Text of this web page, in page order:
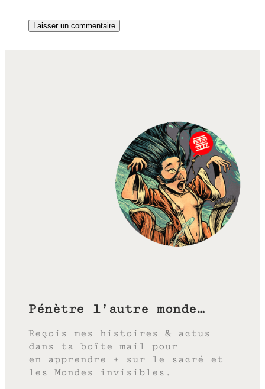
Pénètre l’autre monde…
Reçois mes histoires & actus
dans ta boîte mail pour
en apprendre + sur le sacré et
les Mondes invisibles.